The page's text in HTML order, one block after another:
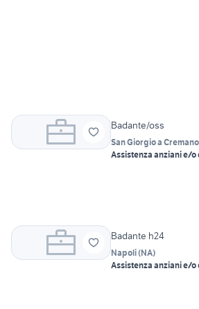
Badante/oss
San Giorgio a Cremano
Assistenza anziani e/o
Badante h24
Napoli(NA)
Assistenza anziani e/o